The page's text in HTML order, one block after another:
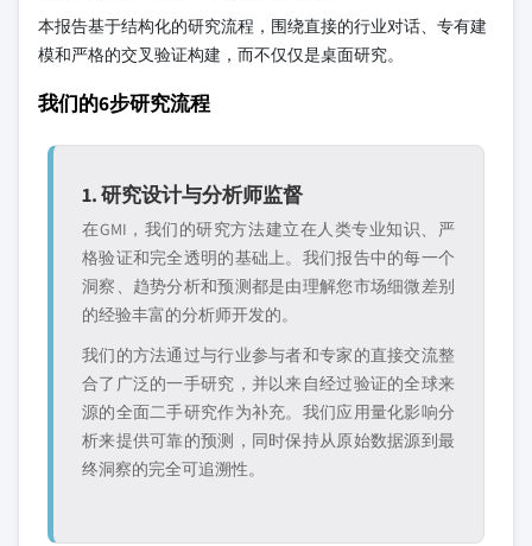
本报告基于结构化的研究流程，围绕直接的行业对话、专有建
模和严格的交叉验证构建，而不仅仅是桌面研究。
我们的6步研究流程
1. 研究设计与分析师监督
在GMI，我们的研究方法建立在人类专业知识、严
格验证和完全透明的基础上。我们报告中的每一个
洞察、趋势分析和预测都是由理解您市场细微差别
的经验丰富的分析师开发的。
我们的方法通过与行业参与者和专家的直接交流整
合了广泛的一手研究，并以来自经过验证的全球来
源的全面二手研究作为补充。我们应用量化影响分
析来提供可靠的预测，同时保持从原始数据源到最
终洞察的完全可追溯性。